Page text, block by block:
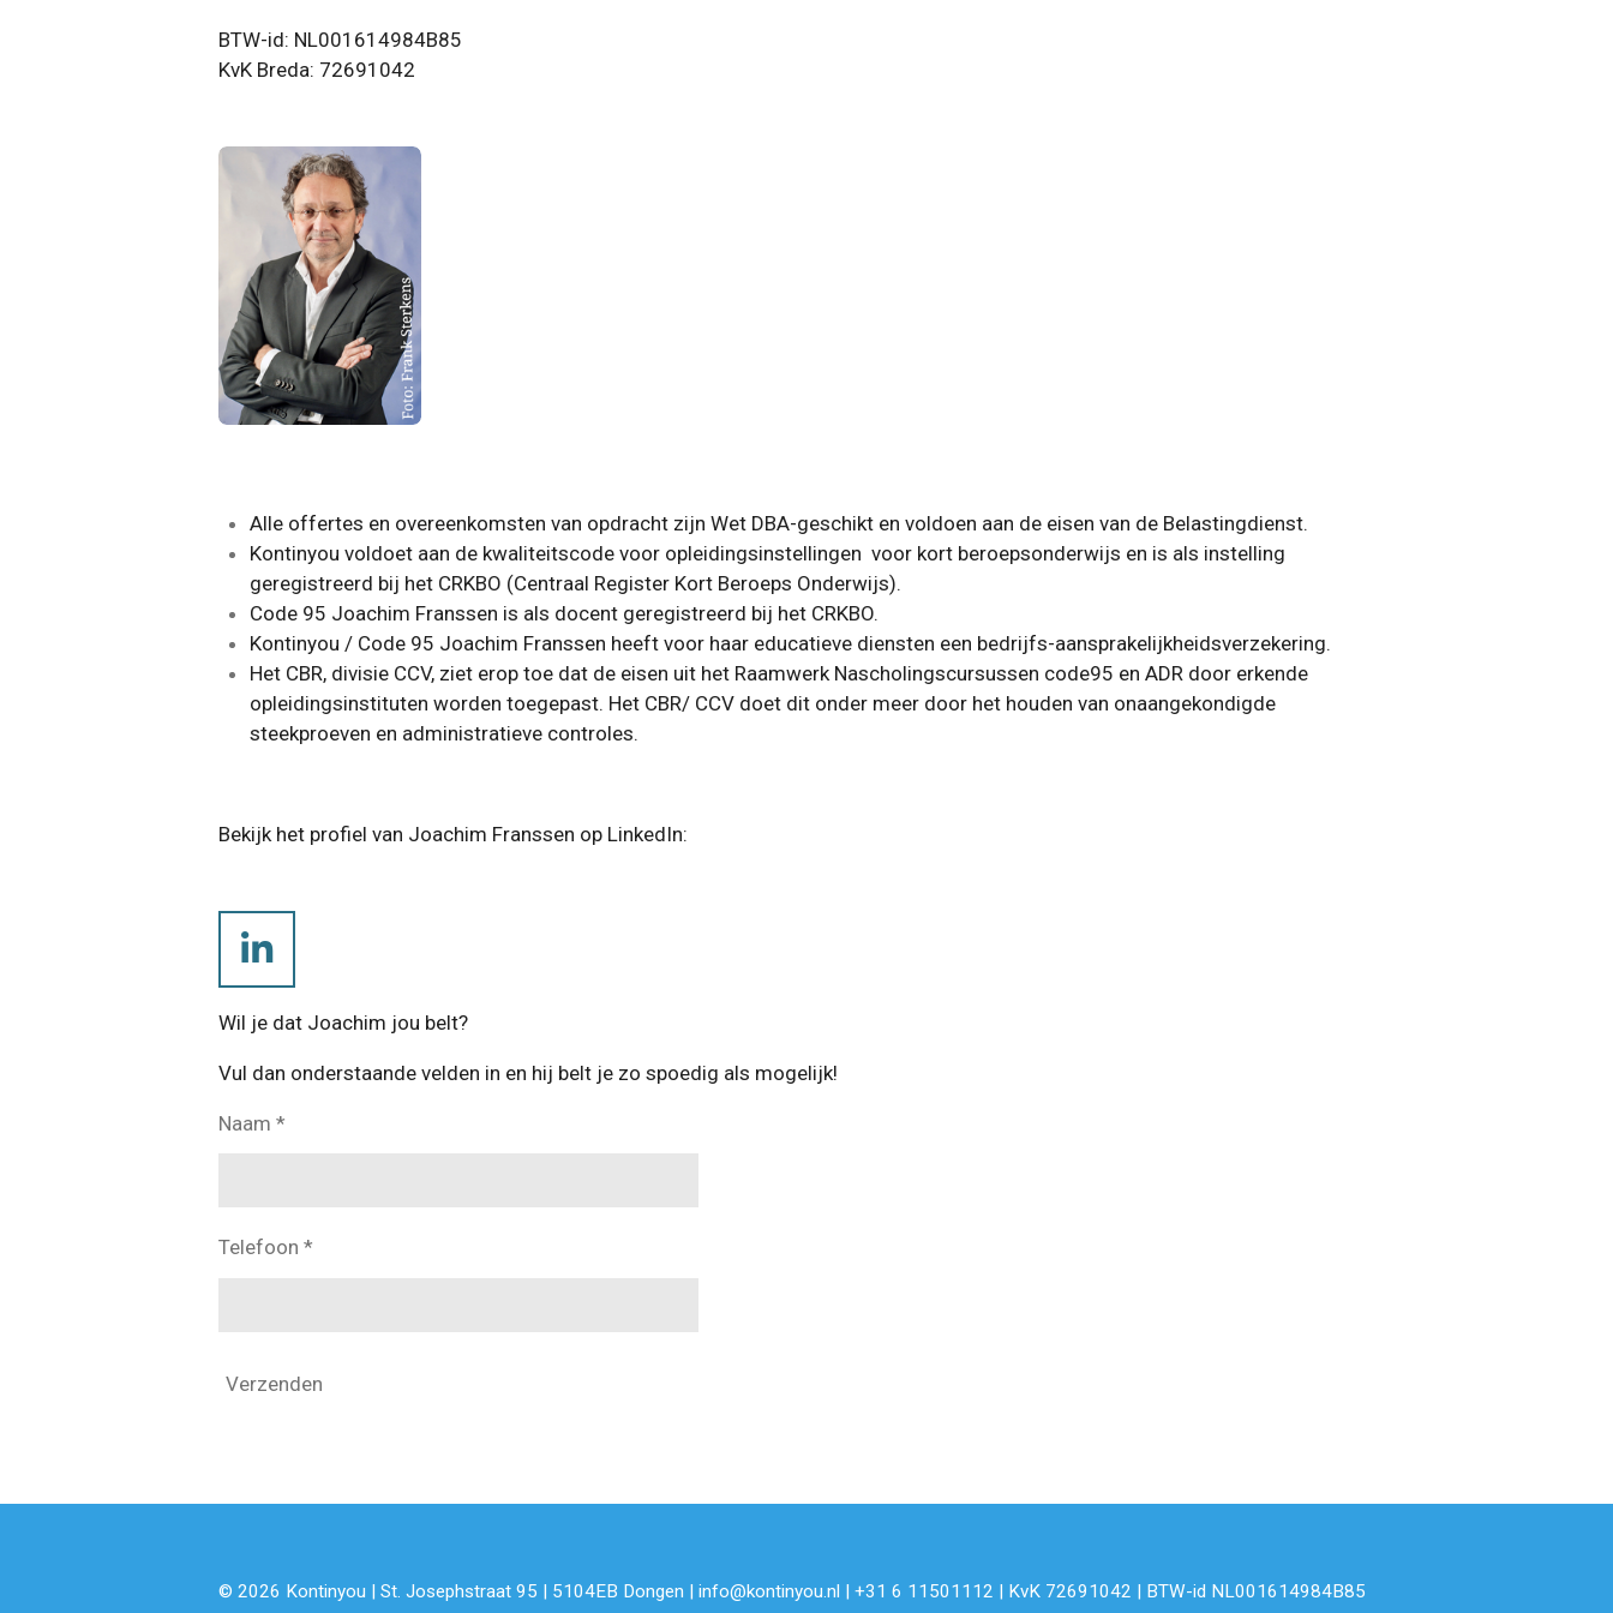
BTW-id: NL001614984B85
KvK Breda: 72691042
Alle offertes en overeenkomsten van opdracht zijn Wet DBA-geschikt en voldoen aan de eisen van de Belastingdienst.
Kontinyou voldoet aan de kwaliteitscode voor opleidingsinstellingen voor kort beroepsonderwijs en is als instelling
geregistreerd bij het CRKBO (Centraal Register Kort Beroeps Onderwijs).
Code 95 Joachim Franssen is als docent geregistreerd bij het CRKBO.
Kontinyou / Code 95 Joachim Franssen heeft voor haar educatieve diensten een bedrijfs-aansprakelijkheidsverzekering.
Het CBR, divisie CCV, ziet erop toe dat de eisen uit het Raamwerk Nascholingscursussen code95 en ADR door erkende
opleidingsinstituten worden toegepast. Het CBR/ CCV doet dit onder meer door het houden van onaangekondigde
steekproeven en administratieve controles.
Bekijk het profiel van Joachim Franssen op LinkedIn:
L
n
k
Wil je dat Joachim jou belt?
Vul dan onderstaande velden in en hij belt je zo spoedig als mogelijk!
Naam *
Telefoon *
Verzenden
© 2026 Kontinyou | St. Josephstraat 95 | 5104EB Dongen | info@kontinyou.nl | +31 6 11501112 | KvK 72691042 | BTW-id NL001614984B85